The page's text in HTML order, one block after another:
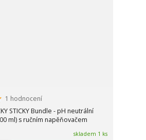
1 hodnocení
STICKY Bundle - pH neutrální
ml) s ručním napěňovačem
skladem 1 ks